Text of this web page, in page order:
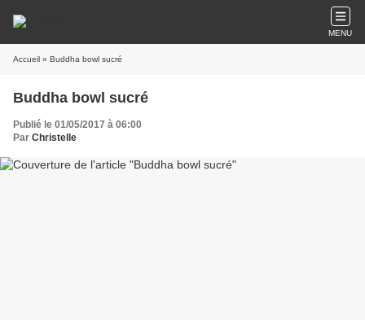
MENU
Accueil » Buddha bowl sucré
Buddha bowl sucré
Publié le 01/05/2017 à 06:00
Par Christelle